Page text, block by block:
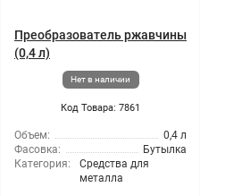
Преобразователь ржавчины
(0,4 л)
Нет в наличии
Код Товара: 7861
Объем:
0,4 л
Фасовка:
Бутылка
Категория:
Средства для
металла